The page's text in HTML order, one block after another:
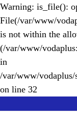
Warning: is_file():
File(/var/www/
is not within the
(/var/www/
in
/var/www/vodaplus/
on line 32